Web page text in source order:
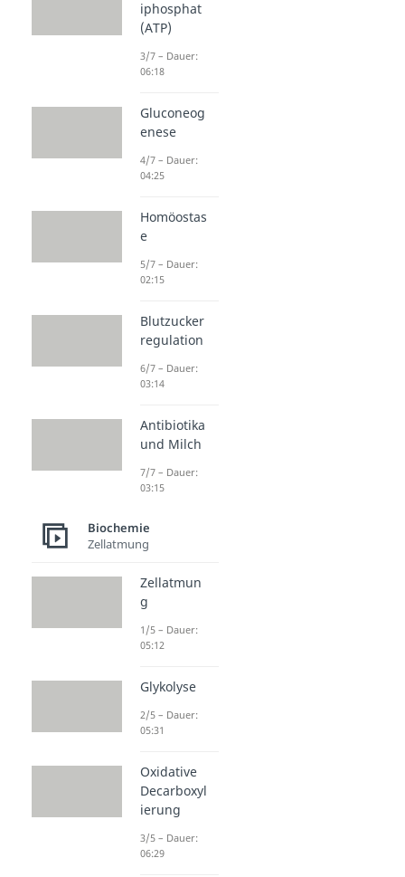
iphosphat
(ATP)
3/7 – Dauer:
06:18
Gluconeog
enese
4/7 – Dauer:
04:25
Homöostas
e
5/7 – Dauer:
02:15
Blutzucker
regulation
6/7 – Dauer:
03:14
Antibiotika
und Milch
7/7 – Dauer:
03:15
Biochemie
Zellatmung
Zellatmun
g
1/5 – Dauer:
05:12
Glykolyse
2/5 – Dauer:
05:31
Oxidative
Decarboxyl
ierung
3/5 – Dauer:
06:29